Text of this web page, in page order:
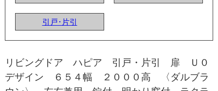
引戸･片引
リビングドア ハピア 引戸・片引 扉 Ｕ０
デザイン ６５４幅 ２０００高 〈ダルブラ